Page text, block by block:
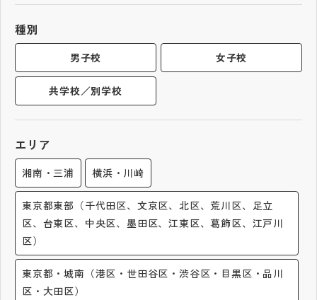
説明会・イベント情報
よみもの
学校HP最新情報
特集
NettyLandかわら版
種別
男子校 女子校
共学校／別学校
エリア
湘南・三浦 横浜・川崎
東京都東部（千代田区、文京区、北区、荒川区、足立
区、台東区、中央区、墨田区、江東区、葛飾区、江戸川
区）
東京都・城南（港区・世田谷区・渋谷区・目黒区・品川
区・大田区）